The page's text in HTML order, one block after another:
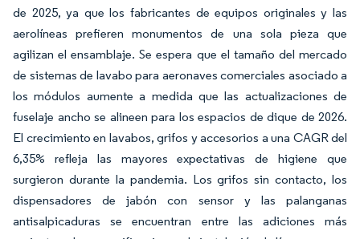
de 2025, ya que los fabricantes de equipos originales y las
aerolíneas prefieren monumentos de una sola pieza que
agilizan el ensamblaje. Se espera que el tamaño del mercado
de sistemas de lavabo para aeronaves comerciales asociado a
los módulos aumente a medida que las actualizaciones de
fuselaje ancho se alineen para los espacios de dique de 2026.
El crecimiento en lavabos, grifos y accesorios a una CAGR del
6,35% refleja las mayores expectativas de higiene que
surgieron durante la pandemia. Los grifos sin contacto, los
dispensadores de jabón con sensor y las palanganas
antisalpicaduras se encuentran entre las adiciones más